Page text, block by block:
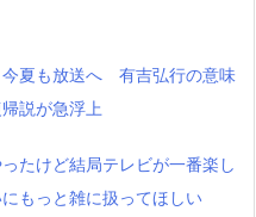
今夏も放送へ 有吉弘行の意味
説が急浮上
たけど結局テレビが一番楽し
もっと雑に扱ってほしい